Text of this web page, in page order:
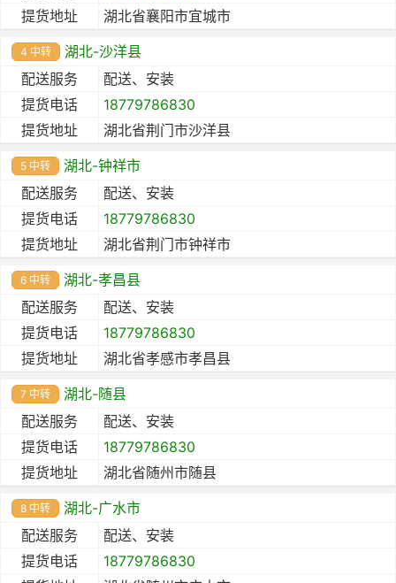
提货地址
湖北省襄阳市宜城市
4 中转
湖北-沙洋县
配送服务
配送、安装
提货电话
18779786830
提货地址
湖北省荆门市沙洋县
5 中转
湖北-钟祥市
配送服务
配送、安装
提货电话
18779786830
提货地址
湖北省荆门市钟祥市
6 中转
湖北-孝昌县
配送服务
配送、安装
提货电话
18779786830
提货地址
湖北省孝感市孝昌县
7 中转
湖北-随县
配送服务
配送、安装
提货电话
18779786830
提货地址
湖北省随州市随县
8 中转
湖北-广水市
配送服务
配送、安装
提货电话
18779786830